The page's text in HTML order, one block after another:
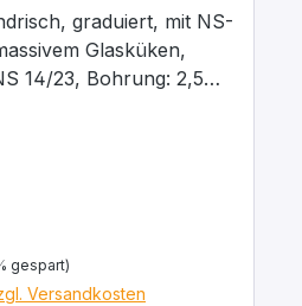
graduiert, mit NS-
Glasküken,
14/23, Bohrung: 2,5
gespart)
Versandkosten